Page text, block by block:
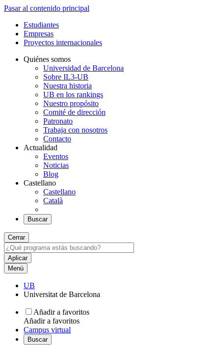
Pasar al contenido principal
Estudiantes
Empresas
Proyectos internacionales
Quiénes somos
Universidad de Barcelona
Sobre IL3-UB
Nuestra historia
UB en los rankings
Nuestro propósito
Comité de dirección
Patronato
Trabaja con nosotros
Contacto
Actualidad
Eventos
Noticias
Blog
Castellano
Castellano
Català
Buscar
Cerrar
Menú
UB
Universitat de Barcelona
Añadir a favoritos
Añadir a favoritos
Campus virtual
Buscar